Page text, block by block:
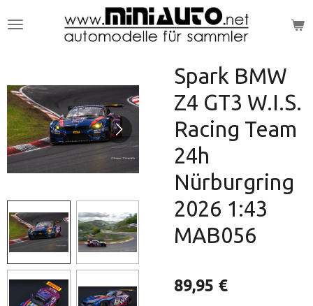
Hauptinhalt
Spark BMW
Z4 GT3 W.I.S.
Racing Team
24h
Nürburgring
2026 1:43
MAB056
89,95 €